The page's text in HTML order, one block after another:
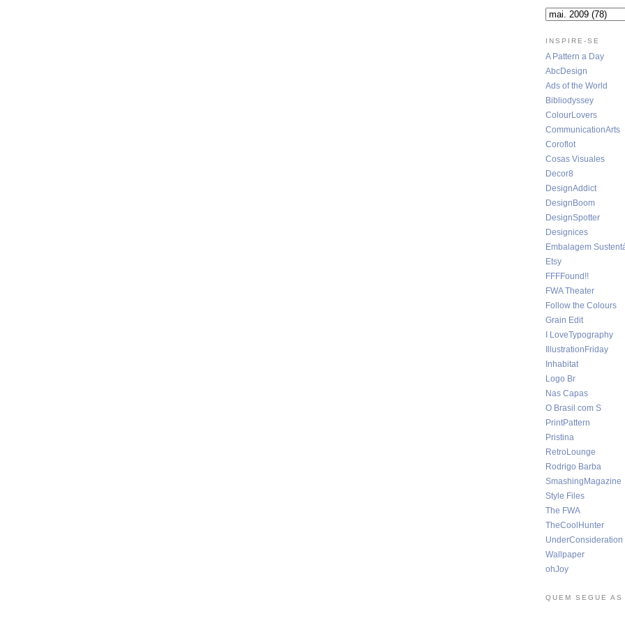
INSPIRE-SE
A Pattern a Day
AbcDesign
Ads of the World
Bibliodyssey
ColourLovers
CommunicationArts
Coroflot
Cosas Visuales
Decor8
DesignAddict
DesignBoom
DesignSpotter
Designices
Embalagem
Etsy
FFFFound!!
FWA Theater
Follow the Colours
Grain Edit
I LoveTypography
IllustrationFriday
Inhabitat
Logo Br
Nas Capas
O Brasil com S
PrintPattern
Pristina
RetroLounge
Rodrigo Barba
SmashingMagazine
Style Files
The FWA
TheCoolHunter
UnderConsideration
Wallpaper
ohJoy
QUEM SEGUE